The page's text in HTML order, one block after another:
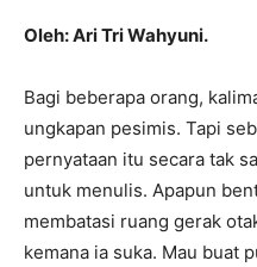
Oleh: Ari Tri Wahyuni.
Bagi beberapa orang,
ungkapan pesimis. Tapi
pernyataan itu secara tak
untuk menulis. Apapun
membatasi ruang gerak
kemana ia suka. Mau buat